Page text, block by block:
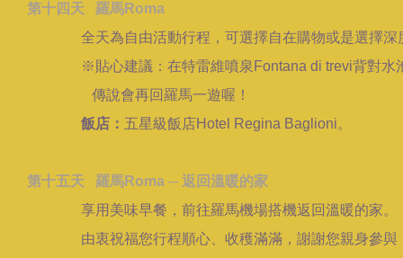
第十四天 羅馬Roma
全天為自由活動行程，可選擇自在購物或是選擇深
※貼心建議：在特雷維噴泉Fontana di trevi背對水
傳說會再回羅馬一遊喔！
飯店： 五星級飯店Hotel Regina Baglioni。
第十五天 羅馬Roma ─ 返回溫暖的家
享用美味早餐，前往羅馬機場搭機返回溫暖的家。
由衷祝福您行程順心、收穫滿滿，謝謝您親身參與